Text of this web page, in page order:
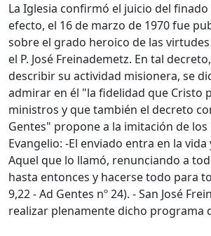
La Iglesia confirmó el juicio del finado
efecto, el 16 de marzo de 1970 fue
sobre el grado heroico de las
el P. José Freinademetz. En tal
describir su actividad misionera, se
admirar en él "la fidelidad que Cristo
ministros y que también el decreto
Gentes" propone a la imitación de
Evangelio: -El enviado entra en la
Aquel que lo llamó, renunciando a
hasta entonces y hacerse todo para
9,22 - Ad Gentes nº 24). - San José
realizar plenamente dicho programa